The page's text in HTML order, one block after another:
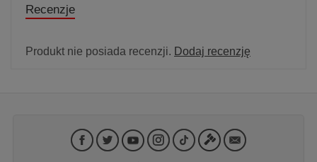
Recenzje
Produkt nie posiada recenzji. Dodaj recenzję